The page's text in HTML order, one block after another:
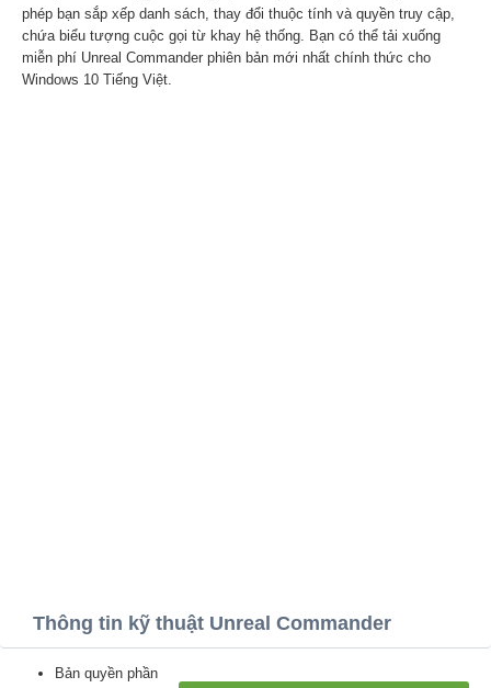
phép bạn sắp xếp danh sách, thay đổi thuộc tính và quyền truy cập,
chứa biểu tượng cuộc gọi từ khay hệ thống. Bạn có thể tải xuống
miễn phí Unreal Commander phiên bản mới nhất chính thức cho
Windows 10 Tiếng Việt.
Thông tin kỹ thuật Unreal Commander
Bản quyền phần